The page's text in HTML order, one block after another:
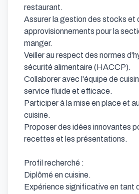
restaurant.
Assurer la gestion des stocks et
approvisionnements pour la
manger.
Veiller au respect des normes
sécurité alimentaire (HACCP).
Collaborer avec l'équipe de
service fluide et efficace.
Participer à la mise en place et
cuisine.
Proposer des idées innovantes
recettes et les présentations.
Profil recherché :
Diplômé en cuisine.
Expérience significative en tant